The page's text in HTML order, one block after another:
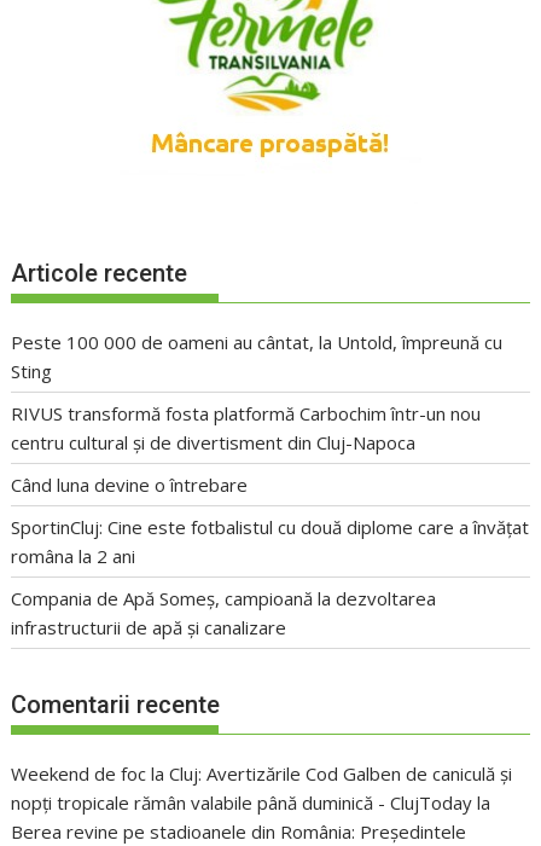
Articole recente
Peste 100 000 de oameni au cântat, la Untold, împreună cu
Sting
RIVUS transformă fosta platformă Carbochim într-un nou
centru cultural și de divertisment din Cluj-Napoca
Când luna devine o întrebare
SportinCluj: Cine este fotbalistul cu două diplome care a învățat
româna la 2 ani
Compania de Apă Someș, campioană la dezvoltarea
infrastructurii de apă și canalizare
Comentarii recente
Weekend de foc la Cluj: Avertizările Cod Galben de caniculă și
nopți tropicale rămân valabile până duminică - ClujToday la
Berea revine pe stadioanele din România: Președintele